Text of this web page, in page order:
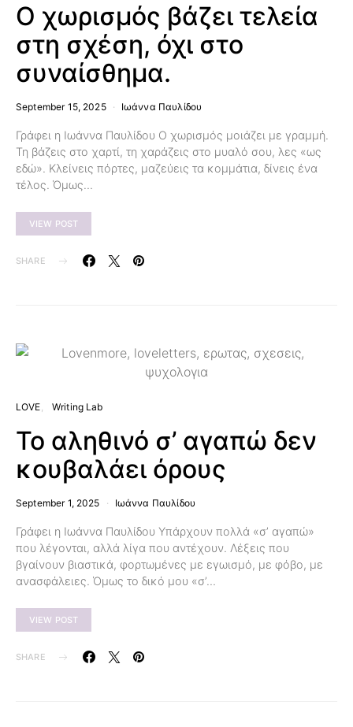
Ο χωρισμός βάζει τελεία
στη σχέση, όχι στο
συναίσθημα.
September 15, 2025 Ιωάννα Παυλίδου
Γράφει η Ιωάννα Παυλίδου Ο χωρισμός μοιάζει με γραμμή.
Τη βάζεις στο χαρτί, τη χαράζεις στο μυαλό σου, λες «ως
εδώ». Κλείνεις πόρτες, μαζεύεις τα κομμάτια, δίνεις ένα
τέλος. Όμως…
VIEW POST
SHARE
LOVE Writing Lab
Το αληθινό σ’ αγαπώ δεν
κουβαλάει όρους
September 1, 2025 Ιωάννα Παυλίδου
Γράφει η Ιωάννα Παυλίδου Υπάρχουν πολλά «σ’ αγαπώ»
που λέγονται, αλλά λίγα που αντέχουν. Λέξεις που
βγαίνουν βιαστικά, φορτωμένες με εγωισμό, με φόβο, με
ανασφάλειες. Όμως το δικό μου «σ’…
VIEW POST
SHARE